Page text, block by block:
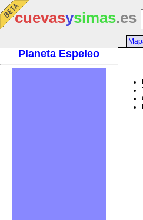
cuevasysimas.es
Planeta Espeleo